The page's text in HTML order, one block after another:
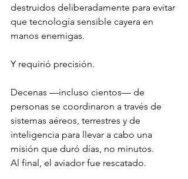
destruidos deliberadamente para evitar
que tecnología sensible cayera en
manos enemigas.
Y requirió precisión.
Decenas —incluso cientos— de
personas se coordinaron a través de
sistemas aéreos, terrestres y de
inteligencia para llevar a cabo una
misión que duró días, no minutos.
Al final, el aviador fue rescatado.